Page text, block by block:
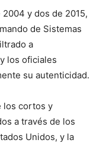
y dos de 2015,
de Sistemas
a
los oficiales
su autenticidad.
los cortos y
a través de los
Unidos, y la